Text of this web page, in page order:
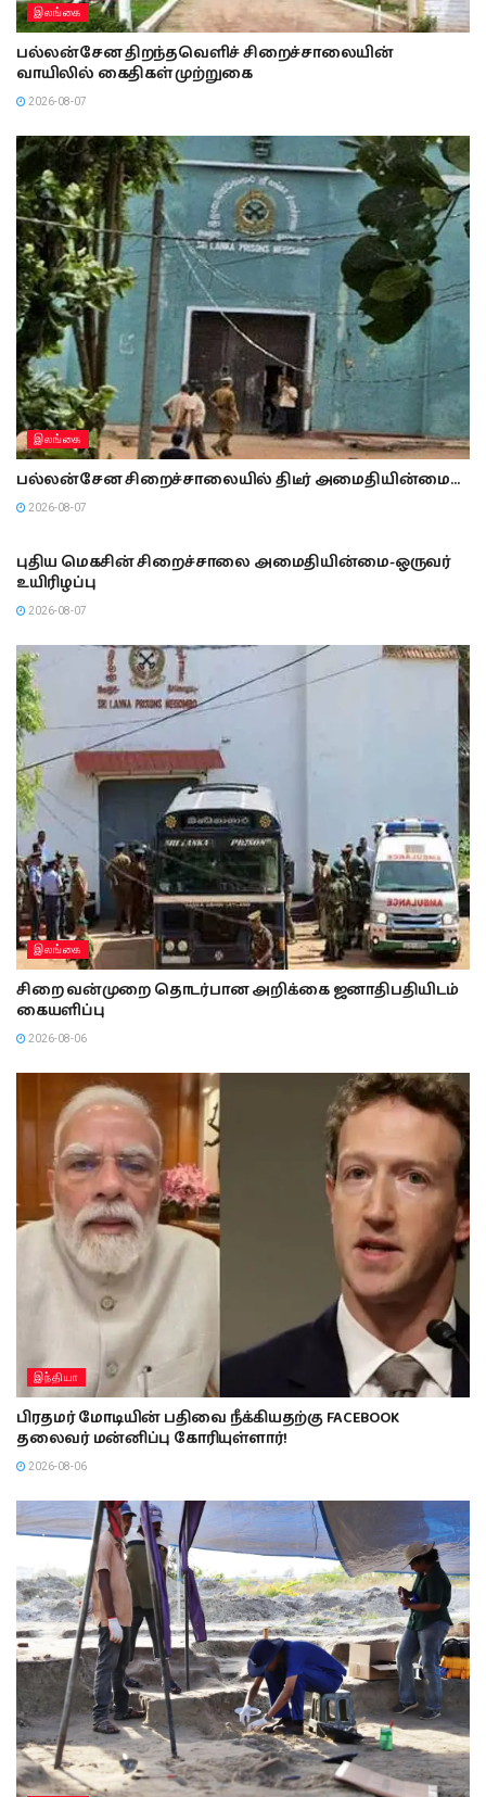
இலங்கை
பல்லன்சேன திறந்தவெளிச் சிறைச்சாலையின்
வாயிலில் கைதிகள் முற்றுகை
2026-08-07
இலங்கை
பல்லன்சேன சிறைச்சாலையில் திடீர் அமைதியின்மை…
2026-08-07
புதிய மெகசின் சிறைச்சாலை அமைதியின்மை-ஒருவர்
உயிரிழப்பு
2026-08-07
இலங்கை
சிறை வன்முறை தொடர்பான அறிக்கை ஜனாதிபதியிடம்
கையளிப்பு
2026-08-06
இந்தியா
பிரதமர் மோடியின் பதிவை நீக்கியதற்கு FACEBOOK
தலைவர் மன்னிப்பு கோரியுள்ளார்!
2026-08-06